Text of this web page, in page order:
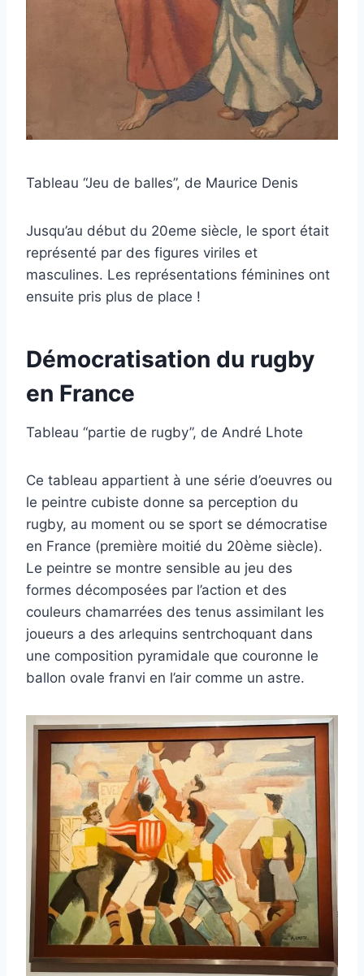
Tableau “Jeu de balles”, de Maurice Denis
Jusqu’au début du 20eme siècle, le sport était
représenté par des figures viriles et
masculines. Les représentations féminines ont
ensuite pris plus de place !
Démocratisation du rugby
en France
Tableau “partie de rugby”, de André Lhote
Ce tableau appartient à une série d’oeuvres ou
le peintre cubiste donne sa perception du
rugby, au moment ou se sport se démocratise
en France (première moitié du 20ème siècle).
Le peintre se montre sensible au jeu des
formes décomposées par l’action et des
couleurs chamarrées des tenus assimilant les
joueurs a des arlequins sentrchoquant dans
une composition pyramidale que couronne le
ballon ovale franvi en l’air comme un astre.